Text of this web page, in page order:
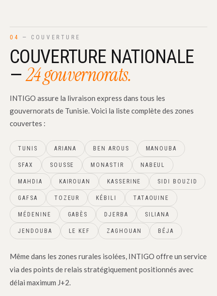
04 — COUVERTURE
COUVERTURE NATIONALE
—24 gouvernorats.
INTIGO assure la livraison express dans tous les
gouvernorats de Tunisie. Voici la liste complète des zones
couvertes :
TUNIS ARIANA BEN AROUS MANOUBA
SFAX SOUSSE MONASTIR NABEUL
MAHDIA KAIROUAN KASSERINE SIDI BOUZID
GAFSA TOZEUR KÉBILI TATAOUINE
MÉDENINE GABÈS DJERBA SILIANA
JENDOUBA LE KEF ZAGHOUAN BÉJA
Même dans les zones rurales isolées, INTIGO offre un service
via des points de relais stratégiquement positionnés avec
délai maximum J+2.